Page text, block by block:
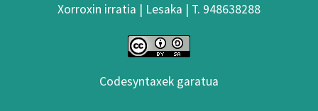
Xorroxin irratia | Lesaka | T. 948638288
Codesyntaxek garatua